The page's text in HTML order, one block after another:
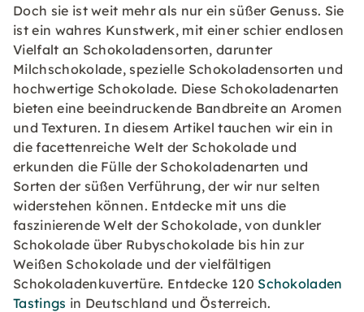
Doch sie ist weit mehr als nur ein süßer Genuss. Sie
ist ein wahres Kunstwerk, mit einer schier endlosen
Vielfalt an Schokoladensorten, darunter
Milchschokolade, spezielle Schokoladensorten und
hochwertige Schokolade. Diese Schokoladenarten
bieten eine beeindruckende Bandbreite an Aromen
und Texturen. In diesem Artikel tauchen wir ein in
die facettenreiche Welt der Schokolade und
erkunden die Fülle der Schokoladenarten und
Sorten der süßen Verführung, der wir nur selten
widerstehen können. Entdecke mit uns die
faszinierende Welt der Schokolade, von dunkler
Schokolade über Rubyschokolade bis hin zur
Weißen Schokolade und der vielfältigen
Schokoladenkuvertüre. Entdecke 120 Schokoladen
Tastings in Deutschland und Österreich.